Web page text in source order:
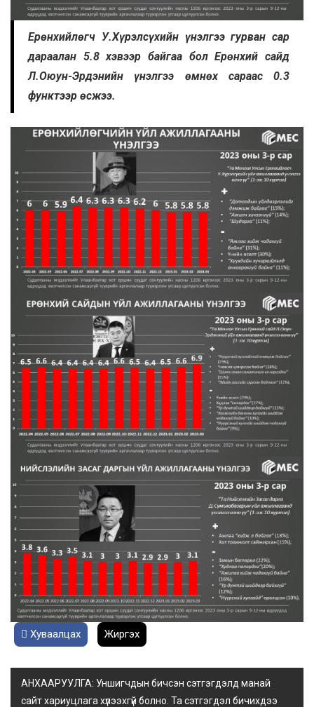
Ерөнхийлөгч У.Хүрэлсүхийн үнэлгээ гурван сар
дараалан 5.8 хэвээр байгаа бол Ерөнхий сайд
Л.Оюун-Эрдэнийн үнэлгээ өмнөх сараас 0.3
функтээр өсжээ.
Хуваалцах Жиргэх
АНХААРУУЛГА: Уншигчдын бичсэн сэтгэгдэлд манай
сайт хариуцлага хүлээхгүй болно. Та сэтгэгдэл бичихдээ